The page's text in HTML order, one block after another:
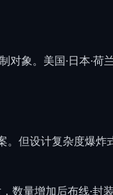
象。美国·日本·荷
但设计复杂度爆炸
量增加后布线·封